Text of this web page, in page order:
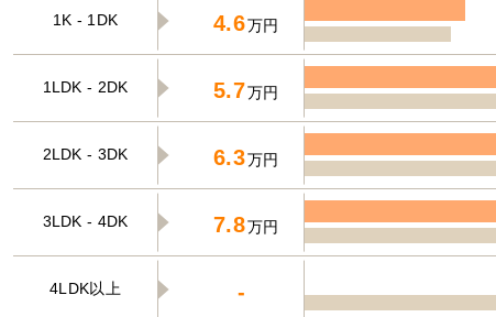
1K - 1DK 4.6万円
1LDK - 2DK 5.7万円
2LDK - 3DK 6.3万円
3LDK - 4DK 7.8万円
4LDK以上 -